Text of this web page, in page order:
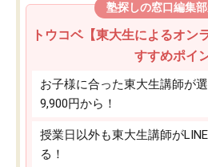
塾探しの窓口編集
トウコベ【東大生によるオン
すすめポイ
お子様に合った東大生講師が
9,900円から！
授業日以外も東大生講師が
る！